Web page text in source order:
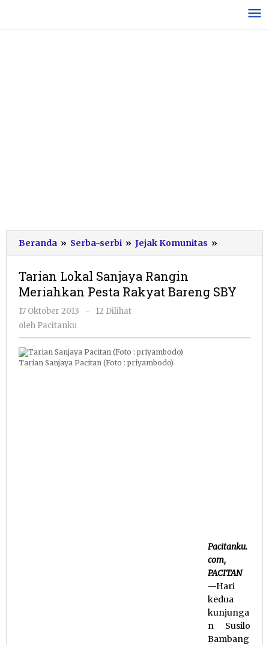
konten
Beranda » Serba-serbi » Jejak Komunitas »
Lokal
Meriahkan
Tarian Lokal Sanjaya Rangin
Meriahkan Pesta Rakyat Bareng SBY
17 Oktober 2013
oleh
-
12 Dilihat
oleh Pacitanku
Tarian Sanjaya Pacitan (Foto : priyambodo)
Pacitanku.
com,
PACITAN
—Hari
kedua
kunjunga
n Susilo
Bambang